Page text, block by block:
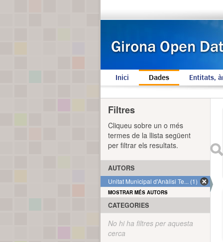
Inici Dades Entitats,
Filtres
Cliqueu sobre un o més
termes de la llista següent
per filtrar els resultats.
AUTORS
Unitat Municipal d'Anàlisi Te... (1)
MOSTRAR MÉS AUTORS
CATEGORIES
No hi ha filtres per aquesta
cerca